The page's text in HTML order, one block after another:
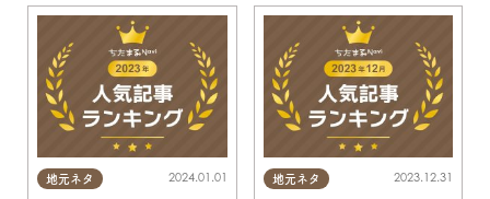
地元ネタ 2024.01.01 地元ネタ 2023.12.31